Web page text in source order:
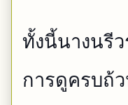
ทั้งนี้นางนรี
การดูครบถ้